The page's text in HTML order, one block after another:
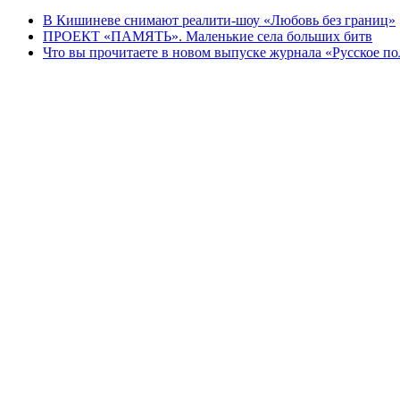
В Кишиневе снимают реалити-шоу «Любовь без границ»
ПРОЕКТ «ПАМЯТЬ». Маленькие села больших битв
Что вы прочитаете в новом выпуске журнала «Русское